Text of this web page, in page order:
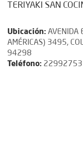
TERIYAKI SAN
Ubicación: AVENIDA
AMÉRICAS) 3495,
94298
Teléfono: